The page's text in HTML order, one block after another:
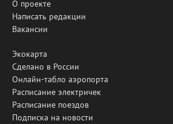
О проекте
Написать редакции
Вакансии
Экокарта
Сделано в России
Онлайн-табло аэропорта
Расписание электричек
Расписание поездов
Подписка на новости